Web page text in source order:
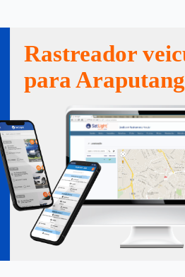
Rastreador
para